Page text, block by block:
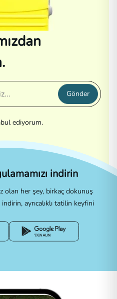
Gönder
ediyorum.
indirin
olan her şey, birkaç dokunuş
ayrıcalıklı tatilin keyfini